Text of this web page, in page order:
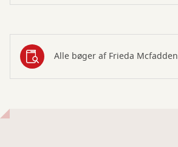
Alle bøger af Frieda Mcfadden